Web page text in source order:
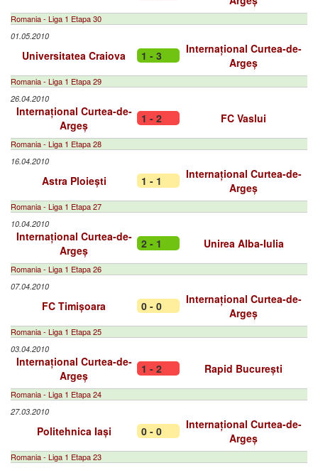
Romania - Liga 1 Etapa 30
01.05.2010
Universitatea Craiova 1 - 3
Internațional Curtea-de-
Argeș
Romania - Liga 1 Etapa 29
26.04.2010
Internațional Curtea-de-
Argeș
1 - 2 FC Vaslui
Romania - Liga 1 Etapa 28
16.04.2010
Astra Ploiești 1 - 1
Internațional Curtea-de-
Argeș
Romania - Liga 1 Etapa 27
10.04.2010
Internațional Curtea-de-
Argeș
2 - 1 Unirea Alba-Iulia
Romania - Liga 1 Etapa 26
07.04.2010
FC Timișoara 0 - 0
Internațional Curtea-de-
Argeș
Romania - Liga 1 Etapa 25
03.04.2010
Internațional Curtea-de-
Argeș
1 - 2 Rapid București
Romania - Liga 1 Etapa 24
27.03.2010
Politehnica Iași 0 - 0
Internațional Curtea-de-
Argeș
Romania - Liga 1 Etapa 23